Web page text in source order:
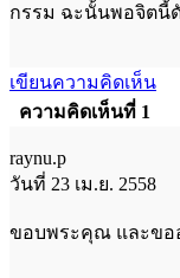
กรรม ฉะนั้นพอจิตนี้
เขียนความคิดเห็น
ความคิดเห็นที่ 1
raynu.p
วันที่ 23 เม.ย. 2558
ขอบพระคุณ และขอ